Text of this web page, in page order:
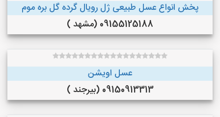
پخش انواع عسل طبیعی ژل رویال گرده گل بره موم
09155125188 (مشهد )
عسل اویشن
09150913313 (بیرجند )